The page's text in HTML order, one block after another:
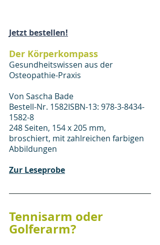
Jetzt bestellen!
Der Körperkompass
Gesundheitswissen aus der
Osteopathie-Praxis
Von Sascha Bade
Bestell-Nr. 1582ISBN-13: 978-3-8434-
1582-8
248 Seiten, 154 x 205 mm,
broschiert, mit zahlreichen farbigen
Abbildungen
Zur Leseprobe
Tennisarm oder
Golferarm?